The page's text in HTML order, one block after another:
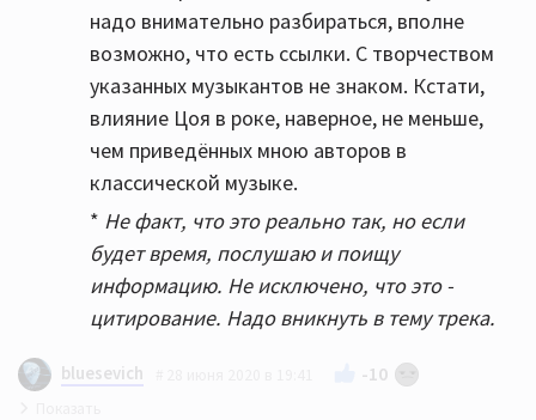
надо внимательно разбираться, вполне
возможно, что есть ссылки. С творчеством
указанных музыкантов не знаком. Кстати,
влияние Цоя в роке, наверное, не меньше,
чем приведённых мною авторов в
классической музыке.
* Не факт, что это реально так, но если
будет время, послушаю и поищу
информацию. Не исключено, что это -
цитирование. Надо вникнуть в тему трека.
bluesevich -10